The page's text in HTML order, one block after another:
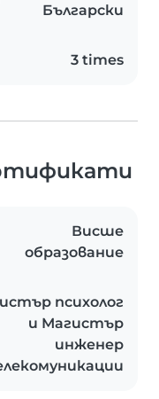
Български
3 times
Висше
образование
психолог
и Магистър
инженер